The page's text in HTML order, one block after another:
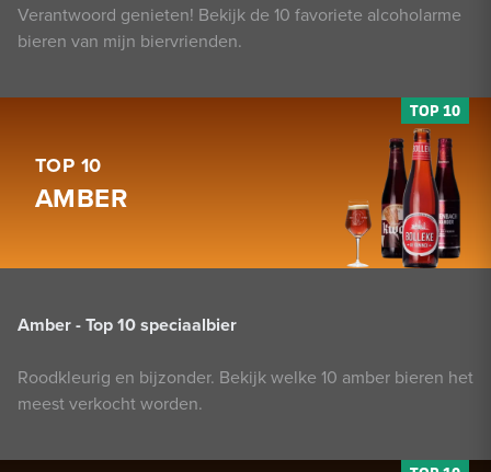
Verantwoord genieten! Bekijk de 10 favoriete alcoholarme
bieren van mijn biervrienden.
TOP 10
AMBER
Amber - Top 10 speciaalbier
Roodkleurig en bijzonder. Bekijk welke 10 amber bieren het
meest verkocht worden.